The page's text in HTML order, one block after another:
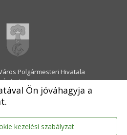
Ön jóváhagyja a
kezelési szabályzat
Polgármesteri Hivatala
Érd, Alsó utca 1.
2031 Érd, Pf.: 31
06-23-522-300
06-23-522-301